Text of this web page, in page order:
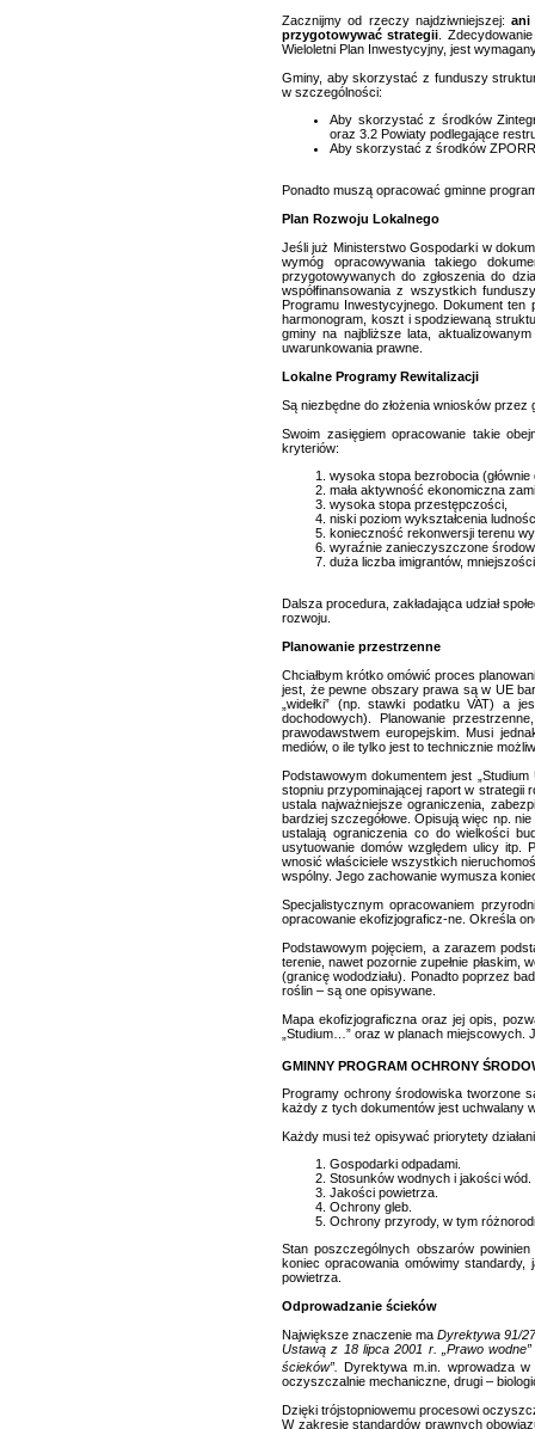
Zacznijmy od rzeczy najdziwniejszej:ani
przygotowywać strategii .
Wieloletni Plan Inwestycyjny, jest
Gminy, aby skorzystać z funduszy
w szczególności:
Aby skorzystać z środków
oraz 3.2 Powiaty podlegające
Aby skorzystać z środków
Ponadto muszą opracować gminne
Plan Rozwoju Lokalnego
Jeśli już Ministerstwo Gospodarki w
wymóg opracowywania takiego
przygotowywanych do zgłoszenia do
współfinansowania z wszystkich
Programu Inwestycyjnego. Dokument
harmonogram, koszt i spodziewaną
gminy na najbliższe lata,
uwarunkowania prawne.
Lokalne Programy Rewitalizacji
Są niezbędne do złożenia wniosków
Swoim zasięgiem opracowanie takie
kryteriów:
wysoka stopa bezrobocia (głównie
mała aktywność ekonomiczna
wysoka stopa przestępczości,
niski poziom wykształcenia
konieczność rekonwersji terenu
wyraźnie zanieczyszczone
duża liczba imigrantów,
Dalsza procedura, zakładająca udział
rozwoju.
Planowanie przestrzenne
Chciałbym krótko omówić proces
jest, że pewne obszary prawa są w UE
„widełki” (np. stawki podatku VAT) a
dochodowych). Planowanie
prawodawstwem europejskim. Musi
mediów, o ile tylko jest to technicznie
Podstawowym dokumentem jest
stopniu przypominającej raport w strategii
ustala najważniejsze ograniczenia,
bardziej szczegółowe. Opisują więc np.
ustalają ograniczenia co do wielkości
usytuowanie domów względem ulicy itp.
wnosić właściciele wszystkich
wspólny. Jego zachowanie wymusza
Specjalistycznym opracowaniem
opracowanie ekofizjograficz-ne. Określa
Podstawowym pojęciem, a zarazem
terenie, nawet pozornie zupełnie
(granicę wododziału). Ponadto poprzez
roślin – są one opisywane.
Mapa ekofizjograficzna oraz jej opis,
„Studium…” oraz w planach
GMINNY PROGRAM OCHRONY
Programy ochrony środowiska tworzone
każdy z tych dokumentów jest uchwalany
Każdy musi też opisywać priorytety
Gospodarki odpadami.
Stosunków wodnych i jakości wód.
Jakości powietrza.
Ochrony gleb.
Ochrony przyrody, w tym
Stan poszczególnych obszarów
koniec opracowania omówimy
powietrza.
Odprowadzanie ścieków
Największe znaczenie ma Dyrektywa 91/
Ustawą z 18 lipca 2001 r. „Prawo
ścieków”.
Dyrektywa m.in. wprowadza
oczyszczalnie mechaniczne, drugi –
Dzięki trójstopniowemu procesowi
W zakresie standardów prawnych